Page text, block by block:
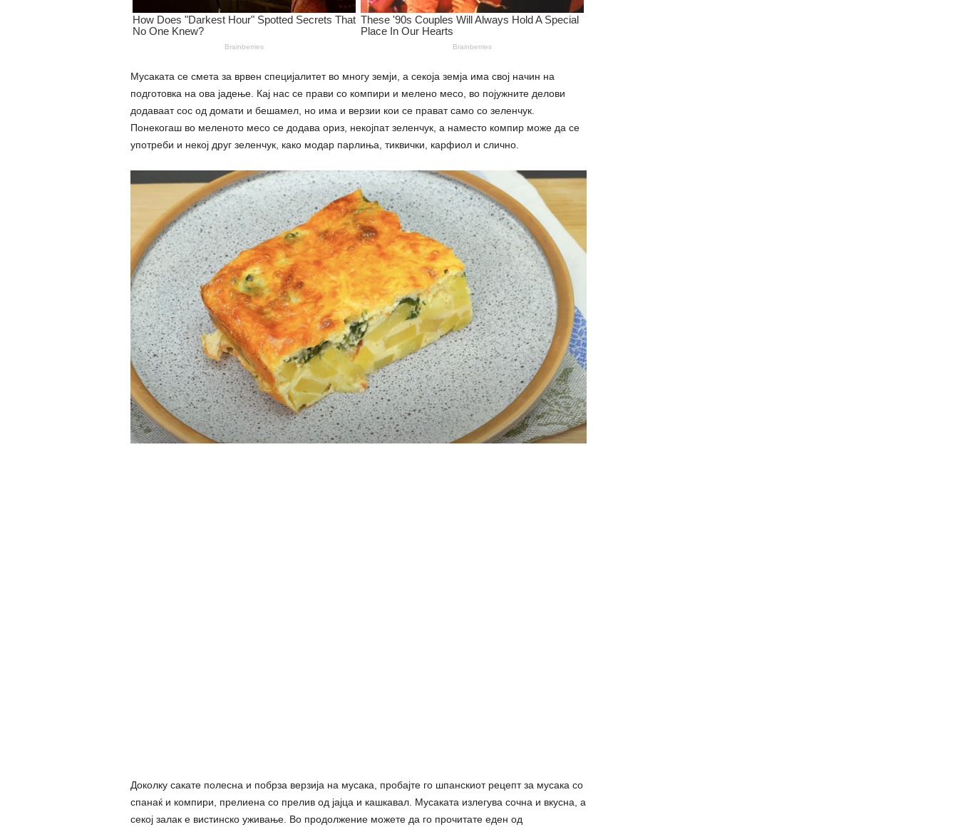
Мусаката се смета за врвен специјалитет во многу земји, а секоја земја има свој начин на
подготовка на ова јадење. Кај нас се прави со компири и мелено месо, во појужните делови
додаваат сос од домати и бешамел, но има и верзии кои се прават само со зеленчук.
Понекогаш во меленото месо се додава ориз, некојпат зеленчук, а наместо компир може да се
употреби и некој друг зеленчук, како модар парлиња, тиквички, карфиол и слично.
Доколку сакате полесна и побрза верзија на мусака, пробајте го шпанскиот рецепт за мусака со
спанаќ и компири, прелиена со прелив од јајца и кашкавал. Мусаката излегува сочна и вкусна, а
секој залак е вистинско уживање. Во продолжение можете да го прочитате еден од